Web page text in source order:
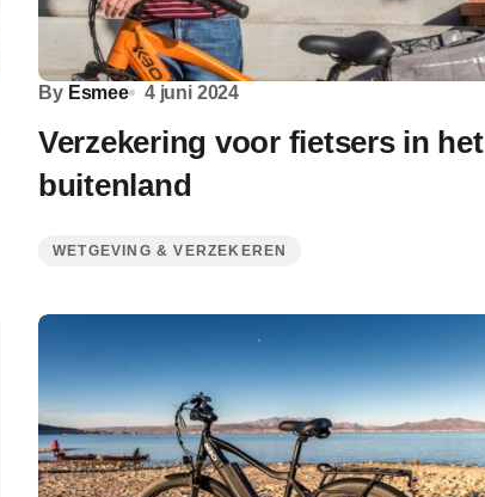
By Esmee 4 juni 2024
Verzekering voor fietsers in het
buitenland
WETGEVING & VERZEKEREN